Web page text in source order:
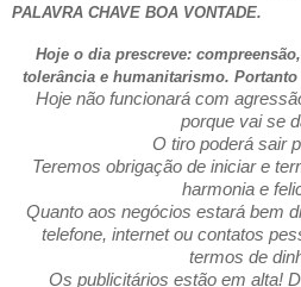
PALAVRA CHAVE BOA VONTADE.
Hoje o dia prescreve:
tolerância e humanitarismo.
Hoje não funcionará com
porque vai se
O tiro poderá sair
Teremos obrigação de iniciar e
harmonia e
Quanto aos negócios estará bem
telefone, internet ou contatos
termos de
Os publicitários estão em alta!